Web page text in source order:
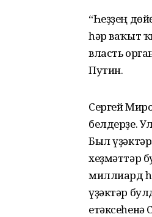
“Һеҙҙең
һәр ваҡыт
власть
Путин.
Сергей
белдерҙе.
Был
хеҙмәттәр
миллиард
үҙәктәр
етәксеһенә